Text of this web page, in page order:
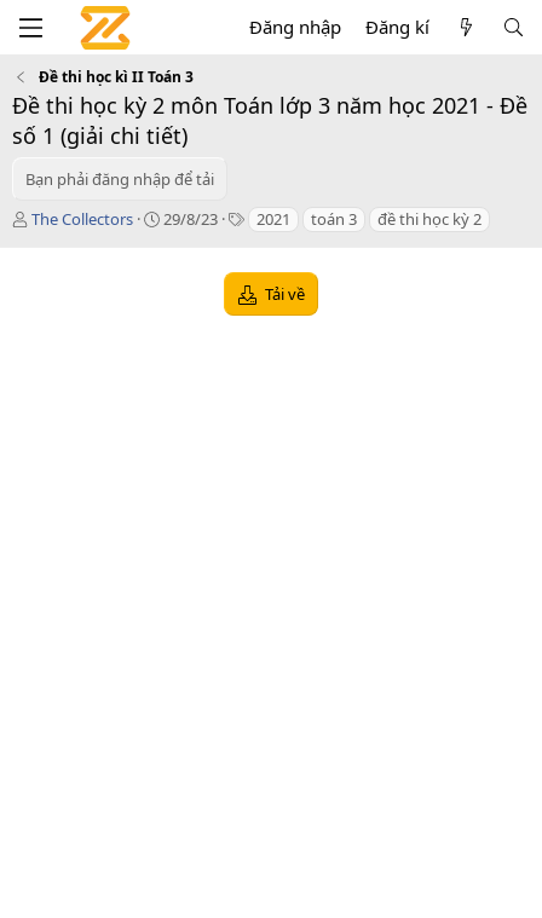
Đăng nhập Đăng kí
Đề thi học kì II Toán 3
Đề thi học kỳ 2 môn Toán lớp 3 năm học 2021 - Đề
số 1 (giải chi tiết)
Bạn phải đăng nhập để tải
T
The Collectors
C
29/8/23
T
s
2021 toán 3 đề thi học kỳ 2
Tải về